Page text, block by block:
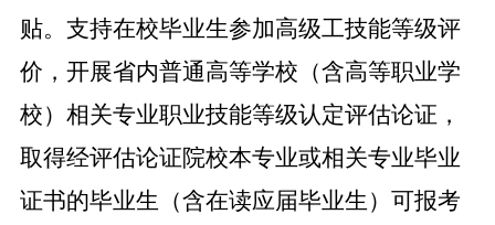
贴。 支持在校毕业生参加高级工技能等级评
价， 开展省内普通高等学校（含高等职业学
校）相关专业职业技能等级认定评估论证，
取得经评估论证院校本专业或相关专业毕业
证书的毕业生（含在读应届毕业生）可报考